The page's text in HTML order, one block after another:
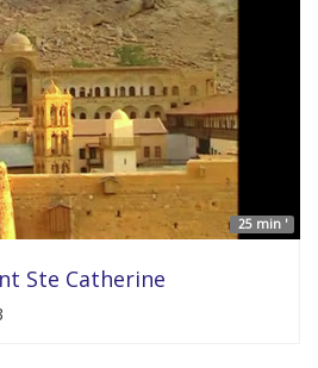
25 min '
Ste Catherine